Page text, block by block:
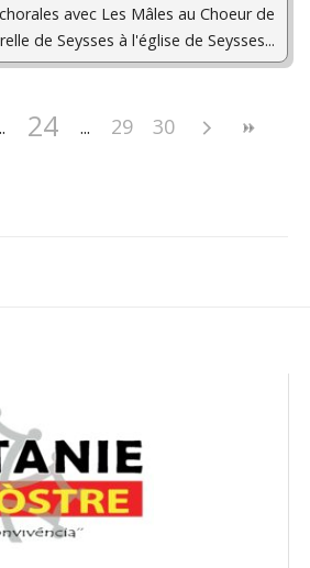
avec Les Mâles au Choeur de
de Seysses à l'église de Seysses...
24 29 30